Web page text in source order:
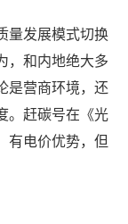
量发展模式切换
，和内地绝大多
是营商环境，还
。赶碳号在《光
电价优势，但